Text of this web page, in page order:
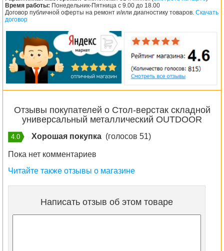
Время работы: Понедельник-Пятница с 9.00 до 18.00
Договор публичной оферты на ремонт и/или диагностику товаров. Скачать
договор
Отзывы покупателей о Стол-верстак складной
универсальный металлический OUTDOOR
4.0 Хорошая покупка (голосов 51)
Пока нет комментариев
Читайте также отзывы о магазине
Написать отзыв об этом товаре